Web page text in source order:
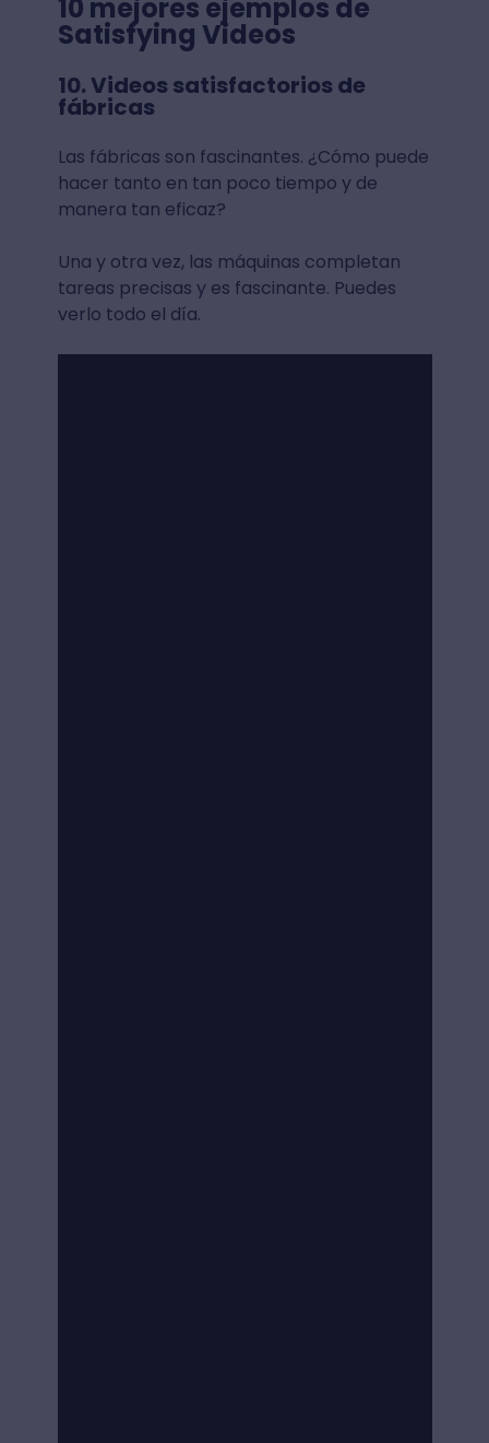
10 mejores ejemplos de
Satisfying Videos
10. Videos satisfactorios de
fábricas
Las fábricas son fascinantes. ¿Cómo puede
hacer tanto en tan poco tiempo y de
manera tan eficaz?
Una y otra vez, las máquinas completan
tareas precisas y es fascinante. Puedes
verlo todo el día.